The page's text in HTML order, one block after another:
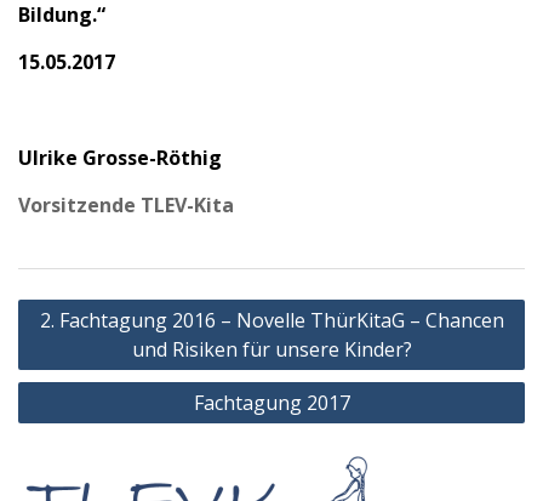
Bildung.“
15.05.2017
Ulrike Grosse-Röthig
Vorsitzende TLEV-Kita
Beitragsnavigation
2. Fachtagung 2016 – Novelle ThürKitaG – Chancen
und Risiken für unsere Kinder?
Fachtagung 2017